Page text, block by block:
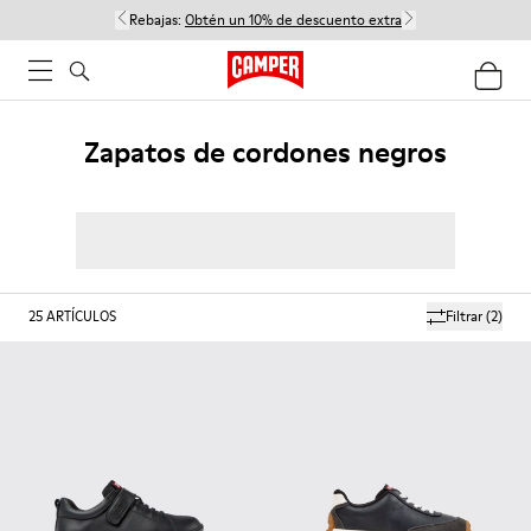
Rebajas: Obtén un 10% de descuento extra
Zapatos de cordones negros
Filtrar(2)
25ARTÍCULOS